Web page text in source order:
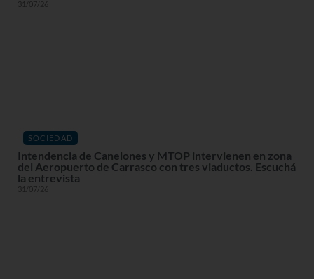
31/07/26
SOCIEDAD
Intendencia de Canelones y MTOP intervienen en zona
del Aeropuerto de Carrasco con tres viaductos. Escuchá
la entrevista
31/07/26